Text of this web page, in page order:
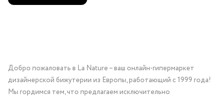
Добро пожаловать в La Nature – ваш онлайн-гипермаркет
дизайнерской бижутерии из Европы, работающий с 1999 года!
Мы гордимся тем, что предлагаем исключительно